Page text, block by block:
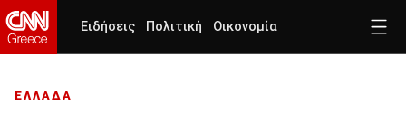
Ειδήσεις Πολιτική Οικονομία
ΕΛΛΑΔΑ